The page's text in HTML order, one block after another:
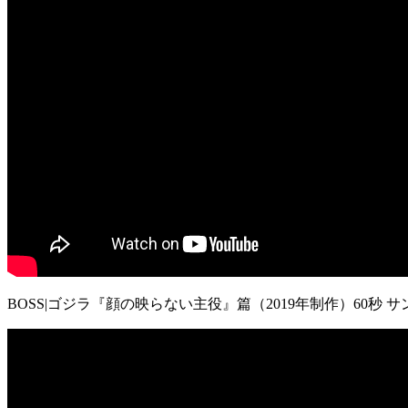
BOSS|ゴジラ『顔の映らない主役』篇（2019年制作）60秒 サ